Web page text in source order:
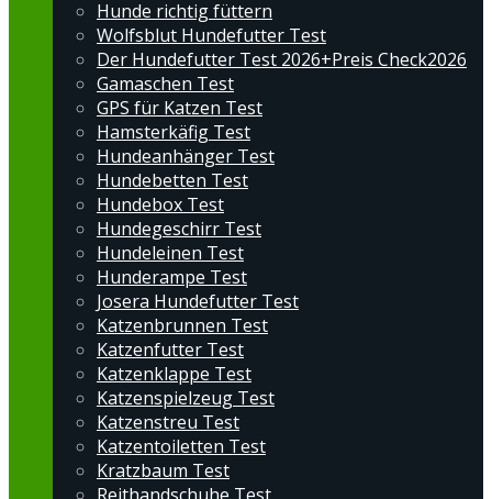
Hunde richtig füttern
Wolfsblut Hundefutter Test
Der Hundefutter Test 2026+Preis Check2026
Gamaschen Test
GPS für Katzen Test
Hamsterkäfig Test
Hundeanhänger Test
Hundebetten Test
Hundebox Test
Hundegeschirr Test
Hundeleinen Test
Hunderampe Test
Josera Hundefutter Test
Katzenbrunnen Test
Katzenfutter Test
Katzenklappe Test
Katzenspielzeug Test
Katzenstreu Test
Katzentoiletten Test
Kratzbaum Test